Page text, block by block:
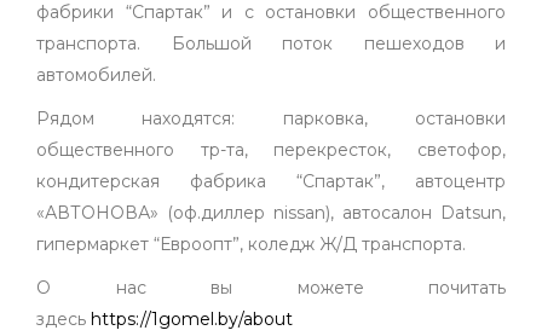
фабрики “Спартак” и с остановки общественного
транспорта. Большой поток пешеходов и
автомобилей.
Рядом находятся: парковка, остановки
общественного тр-та, перекресток, светофор,
кондитерская фабрика “Спартак”, автоцентр
«АВТОНОВА» (оф.диллер nissan), автосалон Datsun,
гипермаркет “Евроопт”, коледж Ж/Д транспорта.
О нас вы можете почитать
здесь https://1gomel.by/about